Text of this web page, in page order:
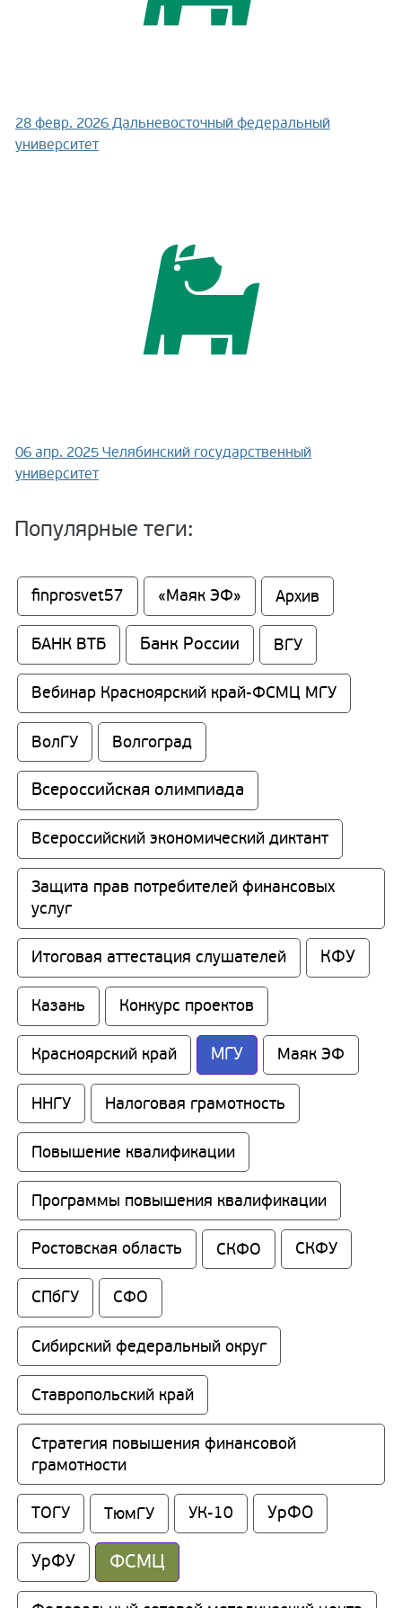
28 февр. 2026 Дальневосточный федеральный
университет
06 апр. 2025 Челябинский государственный
университет
Популярные теги:
finprosvet57 «Маяк ЭФ» Архив
БАНК ВТБ Банк России ВГУ
Вебинар Красноярский край-ФСМЦ МГУ
ВолГУ Волгоград
Всероссийская олимпиада
Всероссийский экономический диктант
Защита прав потребителей финансовых
услуг
Итоговая аттестация слушателей КФУ
Казань Конкурс проектов
Красноярский край МГУ Маяк ЭФ
ННГУ Налоговая грамотность
Повышение квалификации
Программы повышения квалификации
Ростовская область СКФО СКФУ
СПбГУ СФО
Сибирский федеральный округ
Ставропольский край
Стратегия повышения финансовой
грамотности
ТОГУ ТюмГУ УК-10 УрФО
УрФУ ФСМЦ